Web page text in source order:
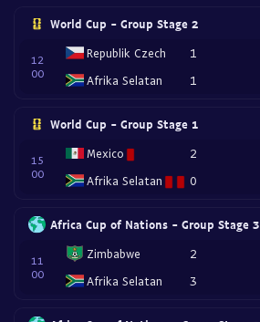
World Cup - Group Stage 2
12
00
Republik Czech
Afrika Selatan
1
1
World Cup - Group Stage 1
15
00
Mexico
Afrika Selatan
2
0
Africa Cup of Nations - Group Stage 3
11
00
Zimbabwe
Afrika Selatan
2
3